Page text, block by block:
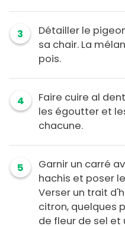
3
Détailler le
sa chair. La
pois.
4
Faire cuire al
les égoutter et
chacune.
5
Garnir un carré
hachis et poser
Verser un trait
citron, quelques
de fleur de sel et